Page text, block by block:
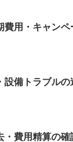
費用・キャンペ
設備トラブルの
・費用精算の確